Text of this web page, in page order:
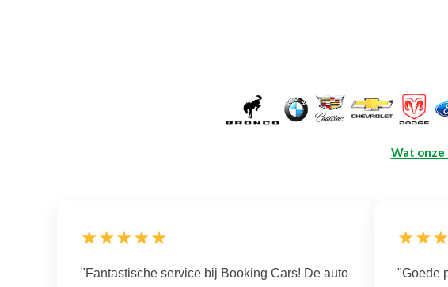
Wat onze
★★★★★
"Fantastische service bij Booking Cars! De auto
"Goede